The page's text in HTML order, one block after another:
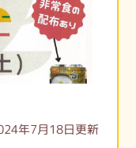
年7月18日更新